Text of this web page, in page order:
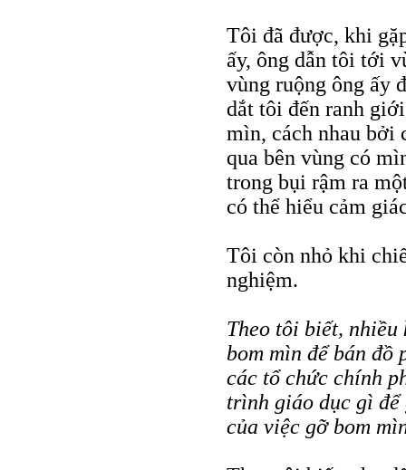
Tôi đã được, khi
ấy, ông dẫn tôi tới
vùng ruộng ông ấy
dắt tôi đến ranh
mìn, cách nhau bởi
qua bên vùng có
trong bụi rậm ra
có thể hiểu cảm
Tôi còn nhỏ khi
nghiệm.
Theo tôi biết,
bom mìn để bán
các tổ chức chính
trình giáo dục gì
của việc gỡ bom